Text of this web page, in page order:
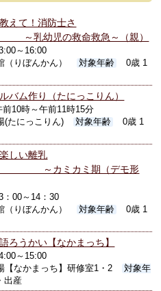
えて！消防士さ
命救急～（親）
～16:00
（りぼんかん） 対象年齢
0歳 1
バム作り（たにっこりん）
前10時～午前11時15分
(たにっこりん) 対象年齢
0歳 1
しい離乳
期（デモ形
：00～14：30
（りぼんかん） 対象年齢
0歳 1
ろうかい【なかまっち】
～15:00
【なかまっち】研修室1・2
対象年
出産